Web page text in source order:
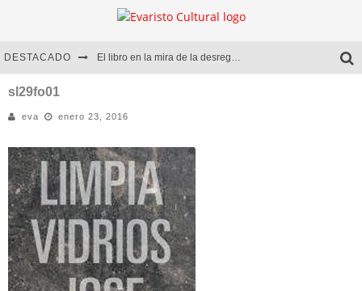
DESTACADO El libro en la mira de la desregulación
Diego Meret | Hotel Acapulco
Alejandra Correa | La nieve
sl29fo01
eva enero 23, 2016